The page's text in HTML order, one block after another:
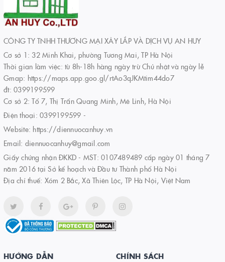
CÔNG TY TNHH THƯƠNG MẠI XÂY LẮP VÀ DỊCH VỤ AN HUY
Cơ sở 1: 32 Minh Khai, phường Tương Mai, TP Hà Nội
Thời gian làm việc: từ 8h-18h hàng ngày trừ Chủ nhật và ngày lễ
Gmap: https://maps.app.goo.gl/rtAo3qJKMtim44do7
đt: 0399199599
Cơ sở 2: Tổ 7, Thị Trấn Quang Minh, Mê Linh, Hà Nội
Điện thoại: 0399199599 -
Website: https://diennuocanhuy.vn
Email: diennuocanhuy@gmail.com
Giấy chứng nhận ĐKKD - MST: 0107489489 cấp ngày 01 tháng 7
năm 2016 tại Sở kế hoạch và Đầu tư Thành phố Hà Nội
Địa chỉ thuế: Xóm 2 Bắc, Xã Thiên Lộc, TP Hà Nội, Việt Nam
HƯỚNG DẪN CHÍNH SÁCH